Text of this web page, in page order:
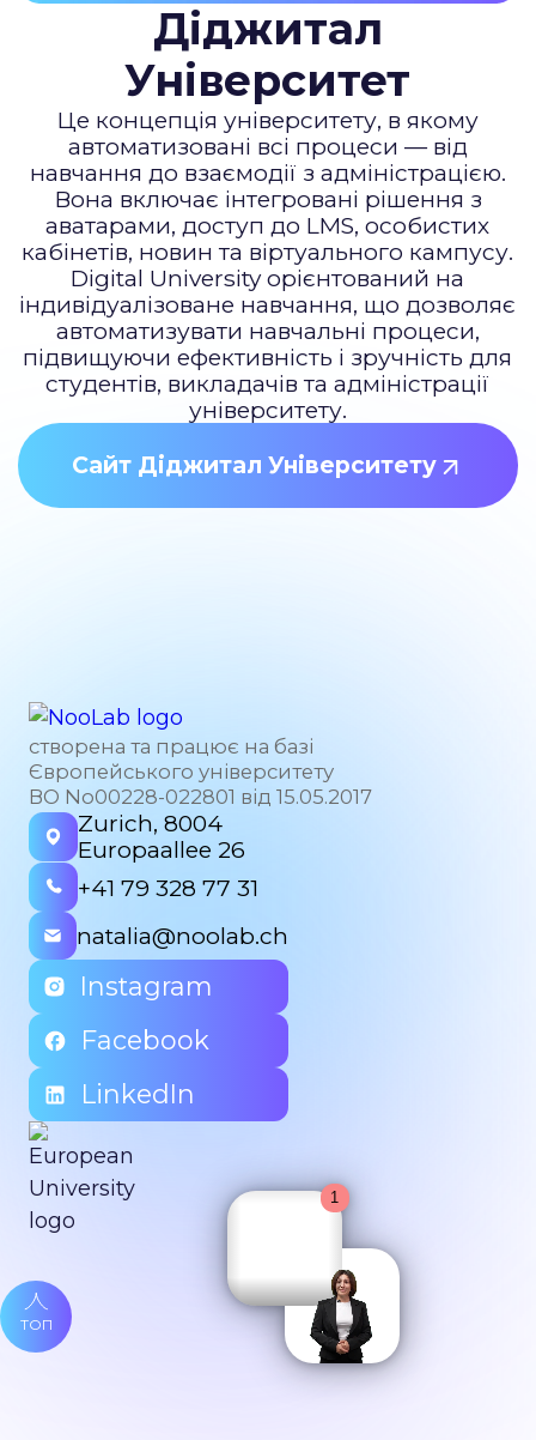
Діджитал
Університет
Це концепція університету, в якому
автоматизовані всі процеси — від
навчання до взаємодії з адміністрацією.
Вона включає інтегровані рішення з
аватарами, доступ до LMS, особистих
кабінетів, новин та віртуального кампусу.
Digital University орієнтований на
індивідуалізоване навчання, що дозволяє
автоматизувати навчальні процеси,
підвищуючи ефективність і зручність для
студентів, викладачів та адміністрації
університету.
Сайт Діджитал Університету
створена та працює на базі
Європейського університету
ВО No00228-022801 від 15.05.2017
Zurich, 8004
Europaallee 26
+41 79 328 77 31
natalia@noolab.ch
Instagram
Facebook
LinkedIn
ТОП